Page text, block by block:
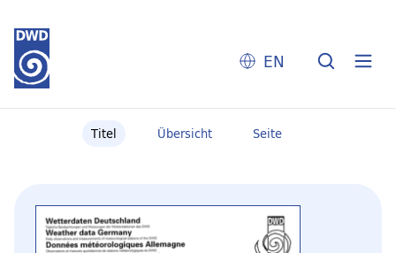
EN
Titel Übersicht Seite